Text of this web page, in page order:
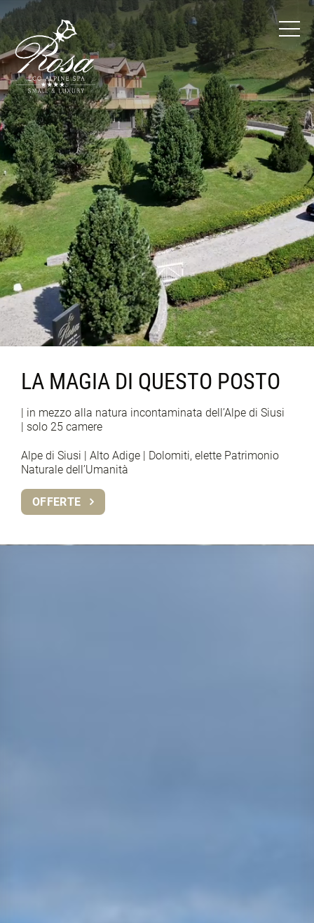
LA MAGIA DI QUESTO POSTO
| in mezzo alla natura incontaminata dell’Alpe di Siusi
| solo 25 camere
Alpe di Siusi | Alto Adige | Dolomiti, elette Patrimonio
Naturale dell’Umanità
OFFERTE